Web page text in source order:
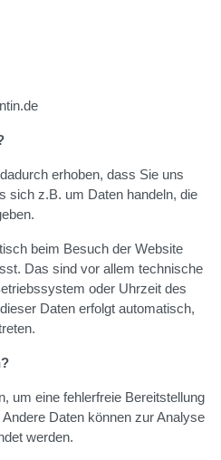
erhoben, dass Sie uns
sich z.B. um Daten handeln, die
beim Besuch der Website
Das sind vor allem technische
oder Uhrzeit des
Daten erfolgt automatisch,
um eine fehlerfreie Bereitstellung
Daten können zur Analyse
werden.